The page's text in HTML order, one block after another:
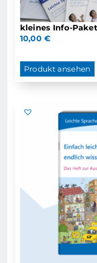
kleines Info-
10,00 €
Produkt ansehen